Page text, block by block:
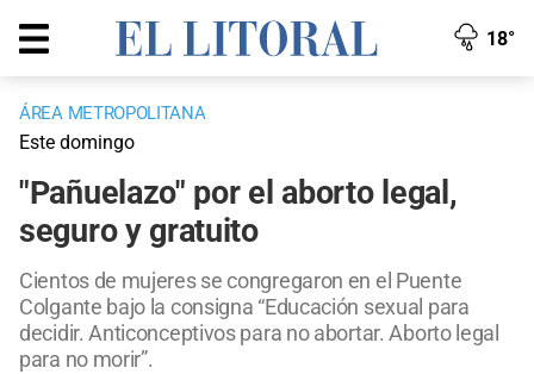
18°
ÁREA METROPOLITANA
Este domingo
"Pañuelazo" por el aborto legal,
seguro y gratuito
Cientos de mujeres se congregaron en el Puente
Colgante bajo la consigna “Educación sexual para
decidir. Anticonceptivos para no abortar. Aborto legal
para no morir”.